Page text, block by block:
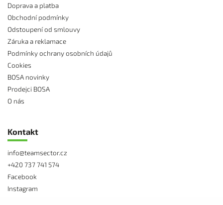
Doprava a platba
Obchodní podmínky
Odstoupení od smlouvy
Záruka a reklamace
Podmínky ochrany osobních údajů
Cookies
BOSA novinky
Prodejci BOSA
O nás
Kontakt
info@teamsector.cz
+420 737 741 574
Facebook
Instagram